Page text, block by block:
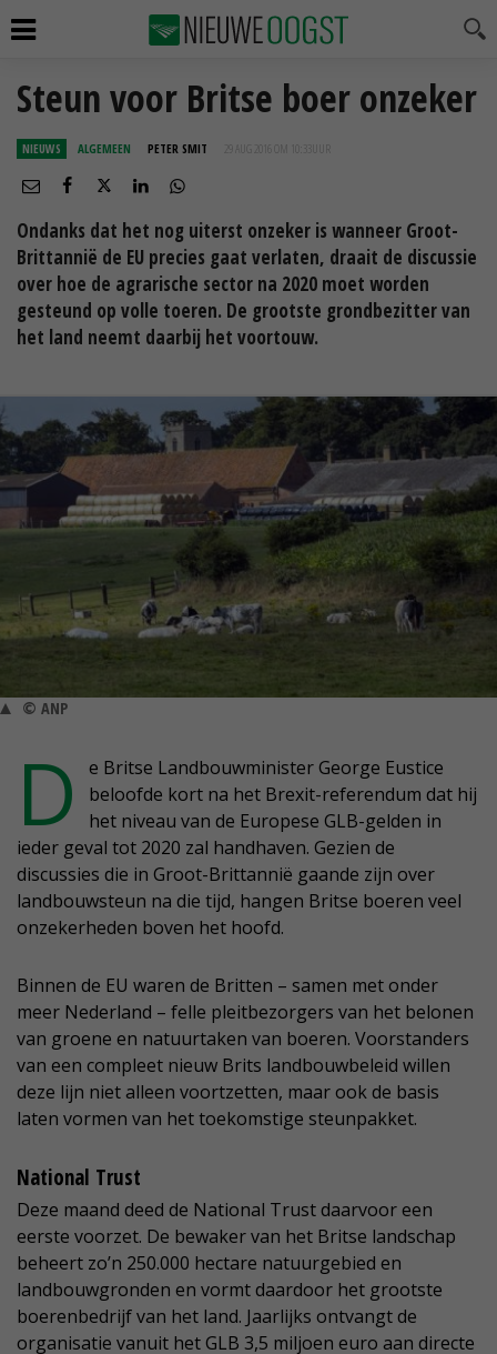
Steun voor Britse boer onzeker
NIEUWS ALGEMEEN PETER SMIT 29 AUG 2016 OM 10:33
Ondanks dat het nog uiterst onzeker is wanneer Groot-
Brittannië de EU precies gaat verlaten, draait de discussie
over hoe de agrarische sector na 2020 moet worden
gesteund op volle toeren. De grootste grondbezitter van
het land neemt daarbij het voortouw.
© ANP
D
e Britse Landbouwminister George Eustice
beloofde kort na het Brexit-referendum dat hij
het niveau van de Europese GLB-gelden in
ieder geval tot 2020 zal handhaven. Gezien de
discussies die in Groot-Brittannië gaande zijn over
landbouwsteun na die tijd, hangen Britse boeren veel
onzekerheden boven het hoofd.
Binnen de EU waren de Britten – samen met onder
meer Nederland – felle pleitbezorgers van het belonen
van groene en natuurtaken van boeren. Voorstanders
van een compleet nieuw Brits landbouwbeleid willen
deze lijn niet alleen voortzetten, maar ook de basis
laten vormen van het toekomstige steunpakket.
National Trust
Deze maand deed de National Trust daarvoor een
eerste voorzet. De bewaker van het Britse landschap
beheert zo’n 250.000 hectare natuurgebied en
landbouwgronden en vormt daardoor het grootste
boerenbedrijf van het land. Jaarlijks ontvangt de
organisatie vanuit het GLB 3,5 miljoen euro aan directe